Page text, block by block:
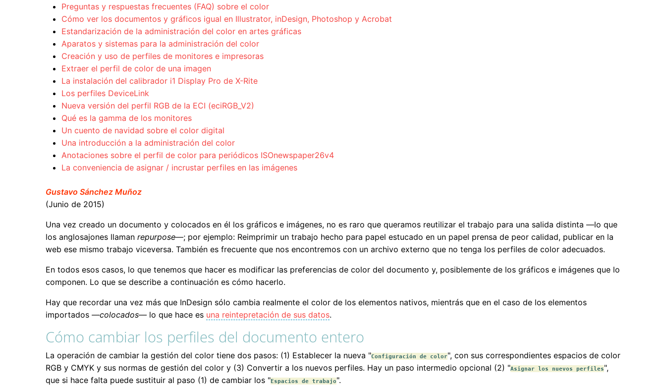
Preguntas y respuestas frecuentes (FAQ) sobre el color
Cómo ver los documentos y gráficos igual en Illustrator, inDesign, Photoshop y Acrobat
Estandarización de la administración del color en artes gráficas
Aparatos y sistemas para la administración del color
Creación y uso de perfiles de monitores e impresoras
Extraer el perfil de color de una imagen
La instalación del calibrador i1 Display Pro de X-Rite
Los perfiles DeviceLink
Nueva versión del perfil RGB de la ECI (eciRGB_V2)
Qué es la gamma de los monitores
Un cuento de navidad sobre el color digital
Una introducción a la administración del color
Anotaciones sobre el perfil de color para periódicos ISOnewspaper26v4
La conveniencia de asignar / incrustar perfiles en las imágenes
Gustavo Sánchez Muñoz
(Junio de 2015)
Una vez creado un documento y colocados en él los gráficos e imágenes, no es raro que queramos reutilizar el trabajo para una salida distinta —lo que
los anglosajones llaman repurpose—; por ejemplo: Reimprimir un trabajo hecho para papel estucado en un papel prensa de peor calidad, publicar en la
web ese mismo trabajo viceversa. También es frecuente que nos encontremos con un archivo externo que no tenga los perfiles de color adecuados.
En todos esos casos, lo que tenemos que hacer es modificar las preferencias de color del documento y, posiblemente de los gráficos e imágenes que lo
componen. Lo que se describe a continuación es cómo hacerlo.
Hay que recordar una vez más que InDesign sólo cambia realmente el color de los elementos nativos, mientrás que en el caso de los elementos
importados —colocados— lo que hace es una reintepretación de sus datos.
Cómo cambiar los perfiles del documento entero
La operación de cambiar la gestión del color tiene dos pasos: (1) Establecer la nueva "Configuración de color", con sus correspondientes espacios de color
RGB y CMYK y sus normas de gestión del color y (3) Convertir a los nuevos perfiles. Hay un paso intermedio opcional (2) "Asignar los nuevos perfiles",
que si hace falta puede sustituir al paso (1) de cambiar los "Espacios de trabajo".